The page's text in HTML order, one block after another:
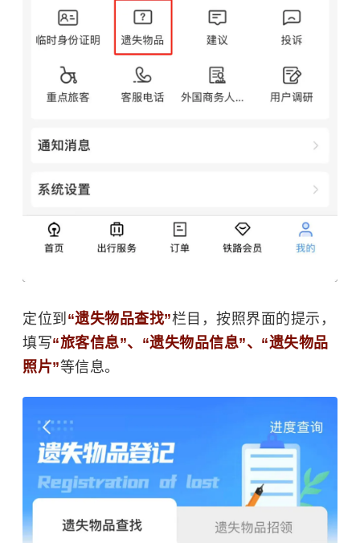
定位到 “遗失物品查找”栏目，按照界面的提示，
填写“旅客信息”、“遗失物品信息”、“遗失物品
照片”等信息。